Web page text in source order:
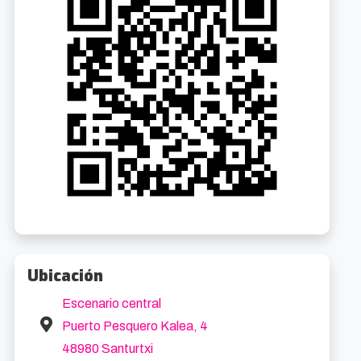
Cabaret El Musical
10.1km
21/8/2026 20:00
Ubicación
Escenario central
Puerto Pesquero Kalea, 4
48980 Santurtxi